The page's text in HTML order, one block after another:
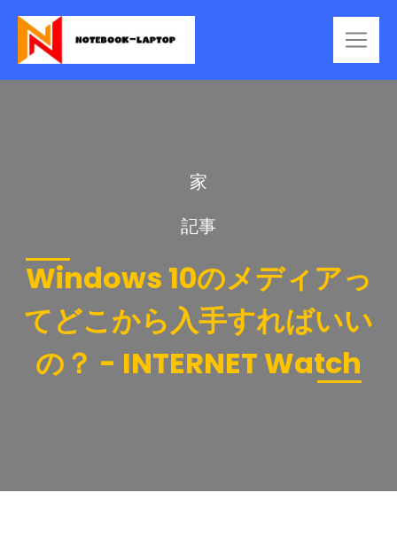
家
記事
Windows 10のメディアっ
てどこから入手すればいい
の？ - INTERNET Watch